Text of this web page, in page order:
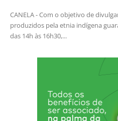
CANELA - Com o objetivo de
produzidos pela etnia indígena
das 14h às 16h30,...